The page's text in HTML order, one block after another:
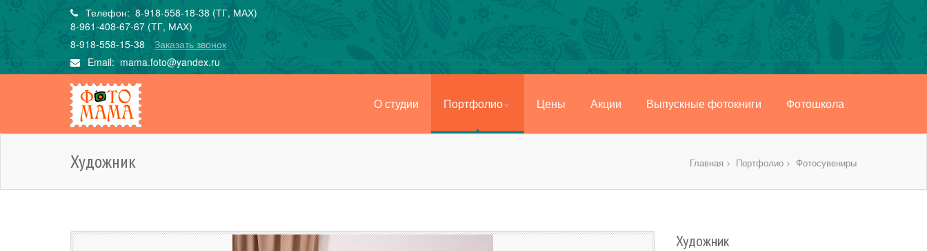
Телефон: 8-918-558-18-38 (ТГ, МАХ)
8-961-408-67-67 (ТГ, МАХ)
8-918-558-15-38
Заказать звонок
Email:mama.foto@yandex.ru
О студии Портфолио Цены Акции Выпускные фотокниги Фотошкола
Художник Главная Портфолио Фотосувениры
Художник